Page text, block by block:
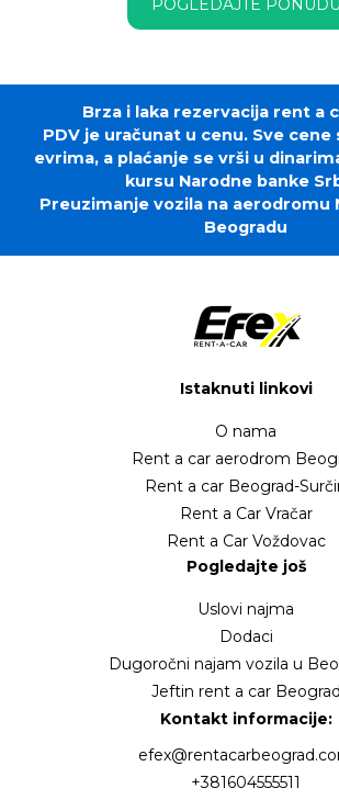
POGLEDAJTE PONUDU
Brza i laka rezervacija rent a
PDV je uračunat u cenu. Sve cene
evrima, a plaćanje se vrši u
kursu Narodne banke
Preuzimanje vozila na aerodromu
Beogradu
Istaknuti linkovi
O nama
Rent a car aerodrom
Rent a car Beograd-
Rent a Car Vračar
Rent a Car Voždovac
Pogledajte još
Uslovi najma
Dodaci
Dugoročni najam vozila u
Jeftin rent a car Beograd
Kontakt informacije:
+381604555511